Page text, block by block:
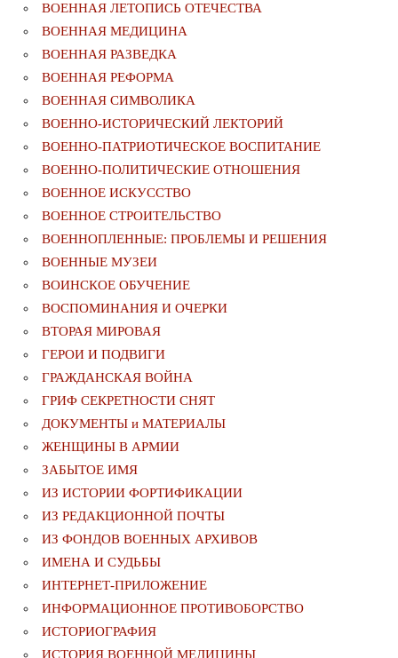
ВОЕННАЯ ЛЕТОПИСЬ ОТЕЧЕСТВА
ВОЕННАЯ МЕДИЦИНА
ВОЕННАЯ РАЗВЕДКА
ВОЕННАЯ РЕФОРМА
ВОЕННАЯ СИМВОЛИКА
ВОЕННО-ИСТОРИЧЕСКИЙ ЛЕКТОРИЙ
ВОЕННО-ПАТРИОТИЧЕСКОЕ ВОСПИТАНИЕ
ВОЕННО-ПОЛИТИЧЕСКИE ОТНОШЕНИЯ
ВОЕННОЕ ИСКУССТВО
ВОЕННОЕ СТРОИТЕЛЬСТВО
ВОЕННОПЛЕННЫЕ: ПРОБЛЕМЫ И РЕШЕНИЯ
ВОЕННЫЕ МУЗЕИ
ВОИНСКОЕ ОБУЧЕНИЕ
ВОСПОМИНАНИЯ И ОЧЕРКИ
ВТОРАЯ МИРОВАЯ
ГЕРОИ И ПОДВИГИ
ГРАЖДАНСКАЯ ВОЙНА
ГРИФ СЕКРЕТНОСТИ СНЯТ
ДОКУМЕНТЫ и МАТЕРИАЛЫ
ЖЕНЩИНЫ В АРМИИ
ЗАБЫТОЕ ИМЯ
ИЗ ИСТОРИИ ФОРТИФИКАЦИИ
ИЗ РЕДАКЦИОННОЙ ПОЧТЫ
ИЗ ФОНДОВ ВОЕННЫХ АРХИВОВ
ИМЕНА И СУДЬБЫ
ИНТЕРНЕТ-ПРИЛОЖЕНИЕ
ИНФОРМАЦИОННОЕ ПРОТИВОБОРСТВО
ИСТОРИОГРАФИЯ
ИСТОРИЯ ВОЕННОЙ МЕДИЦИНЫ